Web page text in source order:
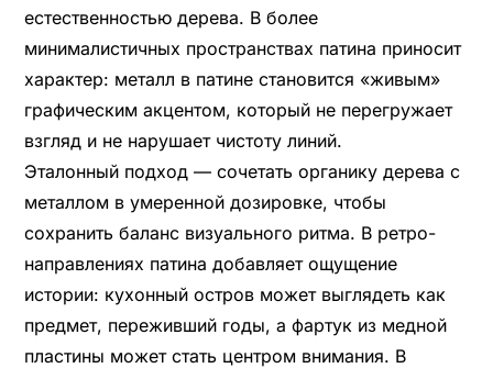
естественностью дерева. В более
минималистичных пространствах патина приносит
характер: металл в патине становится «живым»
графическим акцентом, который не перегружает
взгляд и не нарушает чистоту линий.
Эталонный подход — сочетать органику дерева с
металлом в умеренной дозировке, чтобы
сохранить баланс визуального ритма. В ретро-
направлениях патина добавляет ощущение
истории: кухонный остров может выглядеть как
предмет, переживший годы, а фартук из медной
пластины может стать центром внимания. В